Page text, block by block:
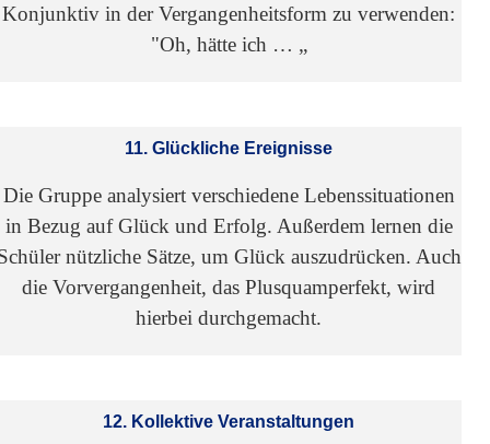
Konjunktiv in der Vergangenheitsform zu verwenden:
"Oh, hätte ich … „
11. Glückliche Ereignisse
Die Gruppe analysiert verschiedene Lebenssituationen
in Bezug auf Glück und Erfolg. Außerdem lernen die
nützliche Sätze, um Glück auszudrücken. Auch
die Vorvergangenheit, das Plusquamperfekt, wird
hierbei durchgemacht.
12. Kollektive Veranstaltungen